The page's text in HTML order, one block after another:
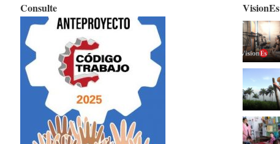
Consulte VisionEs